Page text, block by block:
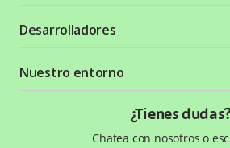
Planes y tarifas
Crea tu cuenta
Seguridad
Términos y condiciones
Política de privacidad
Desarrolladores
Comunidad
Recursos gráficos
Nuestro entorno
¿Tienes
Chatea con nosotros o